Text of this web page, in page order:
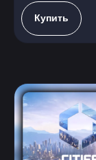
Купить